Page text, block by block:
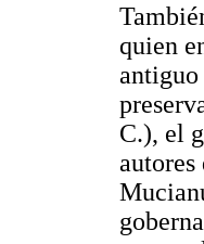
quien
antiguo
C.), el